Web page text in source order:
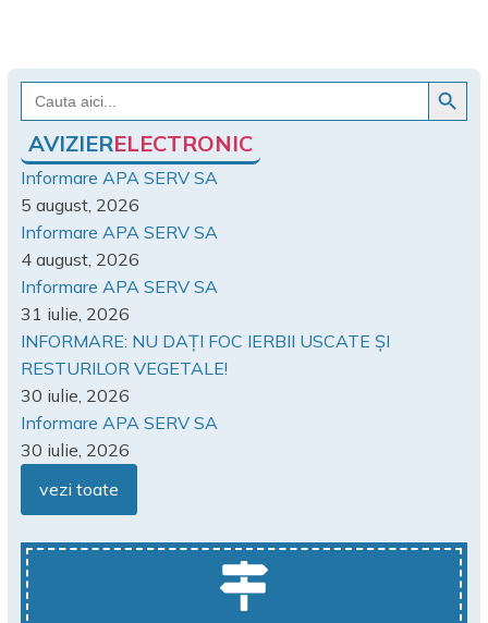
Search
for:
Search Button
AVIZIERELECTRONIC
Informare APA SERV SA
5 august, 2026
Informare APA SERV SA
4 august, 2026
Informare APA SERV SA
31 iulie, 2026
INFORMARE: NU DAȚI FOC IERBII USCATE ȘI
RESTURILOR VEGETALE!
30 iulie, 2026
Informare APA SERV SA
30 iulie, 2026
vezi toate